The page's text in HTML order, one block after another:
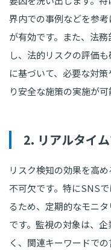
界内での事例などを参
が有効です。また、法
し、法的リスクの評価
に基づいて、必要な対
り安全な施策の実施が可
2. リアルタイ
リスク検知の効果を高
不可欠です。特にSNS
るため、定期的なモニ
です。監視の対象は、
く、関連キーワードで